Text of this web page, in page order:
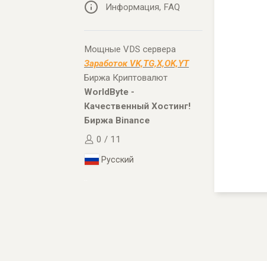
Информация, FAQ
Мощные VDS сервера
Заработок VK,TG,X,OK,YT
Биржа Криптовалют
WorldByte -
Качественный Хостинг!
Биржа Binance
0 / 11
Русский